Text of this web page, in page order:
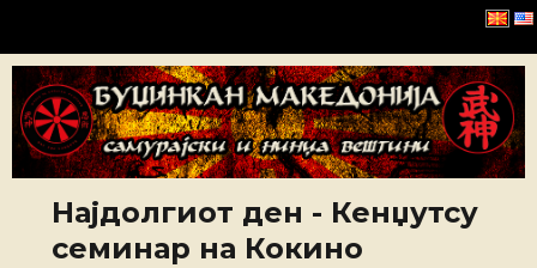
Буџинкан Македонија
Најдолгиот ден - Кенџутсу
семинар на Кокино